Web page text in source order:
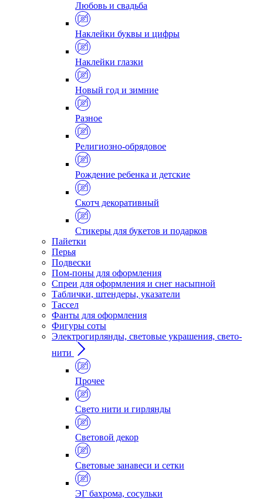
Любовь и свадьба
Наклейки буквы и цифры
Наклейки глазки
Новый год и зимние
Разное
Религиозно-обрядовое
Рождение ребенка и детские
Скотч декоративный
Стикеры для букетов и подарков
Пайетки
Перья
Подвески
Пом-поны для оформления
Спреи для оформления и снег насыпной
Таблички, штендеры, указатели
Тассел
Фанты для оформления
Фигуры соты
Электрогирлянды, световые украшения, свето-
нити
Прочее
Свето нити и гирлянды
Световой декор
Световые занавеси и сетки
ЭГ бахрома, сосульки